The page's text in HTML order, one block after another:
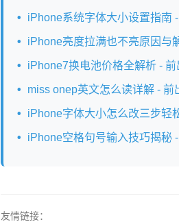
iPhone系统字体大小设置指南
iPhone亮度拉满也不亮原因与
iPhone7换电池价格全解析 - 前
miss onep英文怎么读详解 - 前
iPhone字体大小怎么改三步轻
iPhone空格句号输入技巧揭秘
友情链接：